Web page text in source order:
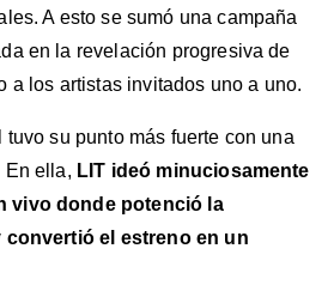
A esto se sumó una campaña
en la revelación progresiva de
a los artistas invitados uno a uno.
su punto más fuerte con una
En ella, LIT ideó minuciosamente
vivo donde potenció la
el estreno en un